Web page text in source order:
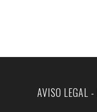
AVISO LEGAL